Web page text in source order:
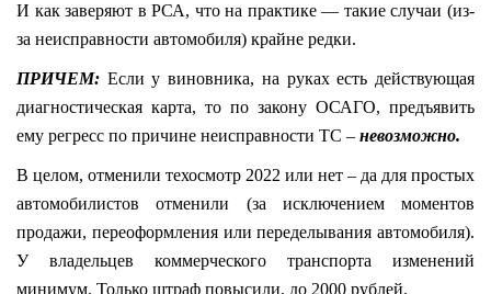
И как заверяют в РСА, что на практике — такие случаи (из-
за неисправности автомобиля) крайне редки.
ПРИЧЕМ: Если у виновника, на руках есть действующая
диагностическая карта, то по закону ОСАГО, предъявить
ему регресс по причине неисправности ТС – невозможно.
В целом, отменили техосмотр 2022 или нет – да для простых
автомобилистов отменили (за исключением моментов
продажи, переоформления или переделывания автомобиля).
У владельцев коммерческого транспорта изменений
минимум. Только штраф повысили, до 2000 рублей.